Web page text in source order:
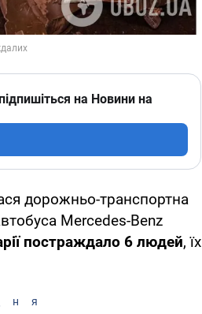
на Новини на
дорожньо-транспортна
Mercedes-Benz
постраждало 6 людей, їх